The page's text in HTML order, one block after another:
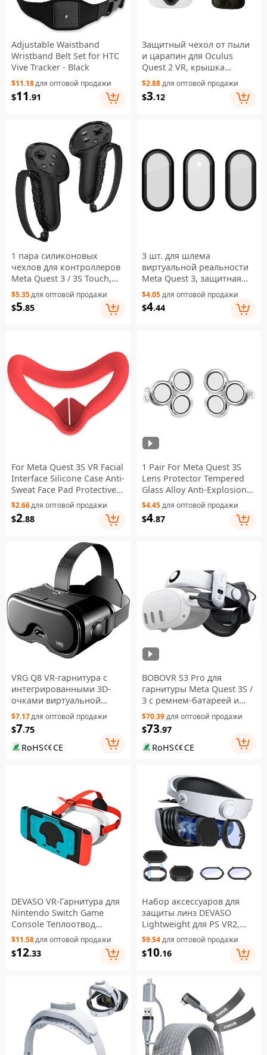
Adjustable Waistband
Wristband Belt Set for HTC
Vive Tracker - Black
$11.18для оптовой продажи
$11 .91
Защитный чехол от пыли
и царапин для Oculus
Quest 2 VR, крышка
объектива, футляр - серый
$2.88для оптовой продажи
$3.12
1 пара силиконовых
чехлов для контроллеров
Meta Quest 3 / 3S Touch,
защитные накладки с
ремешками — черные
$5.35для оптовой продажи
$5.85
3 шт. для шлема
виртуальной реальности
Meta Quest 3, защитная
пленка из закаленного
стекла с высоким
разрешением - черная
$4.05для оптовой продажи
$4.44
For Meta Quest 3S VR Facial
Interface Silicone Case Anti-
Sweat Face Pad Protective
Cover - Red
$2.66для оптовой продажи
$2.88
1 Pair For Meta Quest 3S
Lens Protector Tempered
Glass Alloy Anti-Explosion
VR Headset Lens Film -
Silver
$4.45для оптовой продажи
$4.87
VRG Q8 VR-гарнитура с
интегрированными 3D-
очками виртуальной
реальности для игр и AR
для смартфонов - VRGQ8 с
защитой от синего света
$7.17для оптовой продажи
$7.75
RoHS
CE
BOBOVR S3 Pro для
гарнитуры Meta Quest 3S /
3 с ремнем-батареей и
системой воздушного
охлаждения головы,
комплект с
аккумулятором 10000
$70.39для оптовой продажи
$73.97
RoHS
CE
DEVASO VR-Гарнитура для
Nintendo Switch Game
Console Теплоотвод
Пластиковый ободок VR-
очки - белый / синий
$11.58для оптовой продажи
$12.33
Набор аксессуаров для
защиты линз DEVASO
Lightweight для PS VR2,
кольцо-защита от
царапин
$9.54для оптовой продажи
$10.16